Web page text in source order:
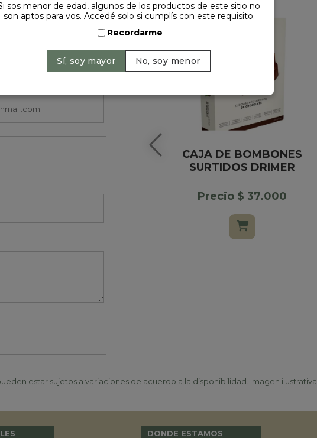
CAJA DE BOMBONES
SURTIDOS DRIMER
Precio $ 37.000
estar sujetos a variaciones de acuerdo a la disponibilidad. Imagen ilustrativa.
DONDE ESTAMOS
sos menor de edad, algunos de los productos de este sitio no
son aptos para vos. Accedé solo si cumplís con este requisito.
Recordarme